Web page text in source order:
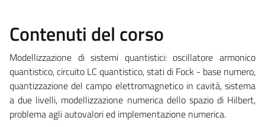
Contenuti del corso
Modellizzazione di sistemi quantistici: oscillatore armonico
quantistico, circuito LC quantistico, stati di Fock - base numero,
quantizzazione del campo elettromagnetico in cavità, sistema
a due livelli, modellizzazione numerica dello spazio di Hilbert,
problema agli autovalori ed implementazione numerica.